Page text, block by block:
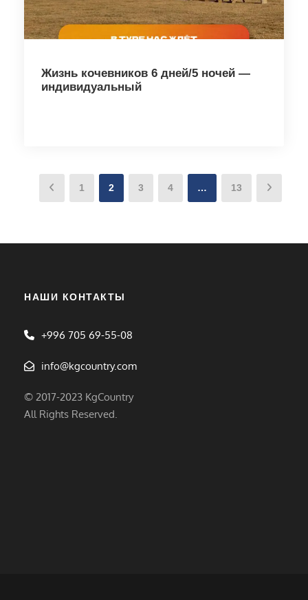
Жизнь кочевников 6 дней/5 ночей —
индивидуальный
1 2 3 4 … 13
НАШИ КОНТАКТЫ
+996 705 69-55-08
info@kgcountry.com
© 2017-2023 KgCountry
All Rights Reserved.